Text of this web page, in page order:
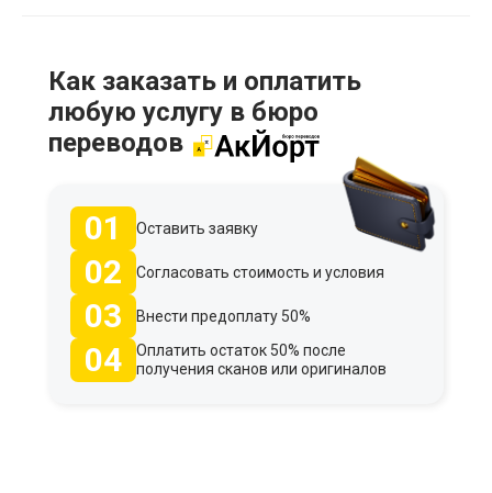
Как заказать и оплатить
любую услугу в бюро
переводов
01 Оставить заявку
02 Согласовать стоимость и условия
03 Внести предоплату 50%
04
Оплатить остаток 50% после
получения сканов или оригиналов